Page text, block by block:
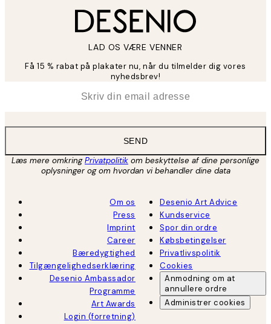
LAD OS VÆRE VENNER
Få 15 % rabat på plakater nu, når du tilmelder dig vores
nyhedsbrev!
SEND
Læs mere omkringPrivatpolitik om beskyttelse af dine personlige
oplysninger og om hvordan vi behandler dine data
Om os
Press
Imprint
Career
Bæredygtighed
Tilgængelighedserklæring
Desenio Ambassador
Programme
Art Awards
Login (forretning)
Desenio Art Advice
Kundservice
Spor din ordre
Købsbetingelser
Privatlivspolitik
Cookies
Anmodning om at
annullere ordre
Administrer cookies